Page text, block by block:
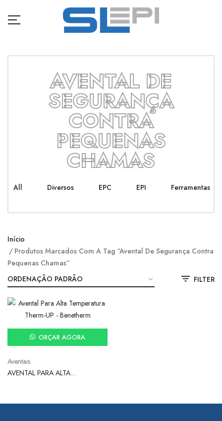
AVENTAL DE
SEGURANÇA
CONTRA
PEQUENAS
CHAMAS
All Diversos EPC EPI Ferramentas
Início
Produtos Marcados Com A Tag “avental De Segurança Contra
Pequenas Chamas”
FILTER
ORÇAR AGORA
Aventais
AVENTAL PARA ALTA